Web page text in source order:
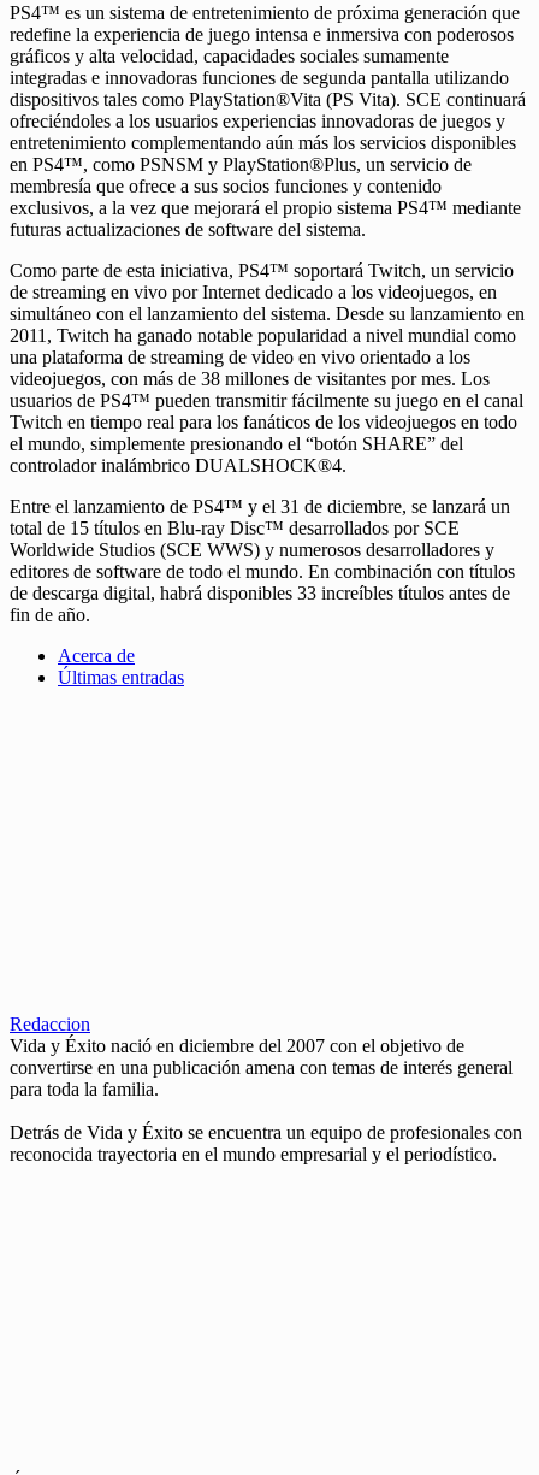
PS4™ es un sistema de entretenimiento de próxima generación que
redefine la experiencia de juego intensa e inmersiva con poderosos
gráficos y alta velocidad, capacidades sociales sumamente
integradas e innovadoras funciones de segunda pantalla utilizando
dispositivos tales como PlayStation®Vita (PS Vita). SCE continuará
ofreciéndoles a los usuarios experiencias innovadoras de juegos y
entretenimiento complementando aún más los servicios disponibles
en PS4™, como PSNSM y PlayStation®Plus, un servicio de
membresía que ofrece a sus socios funciones y contenido
exclusivos, a la vez que mejorará el propio sistema PS4™ mediante
futuras actualizaciones de software del sistema.
Como parte de esta iniciativa, PS4™ soportará Twitch, un servicio
de streaming en vivo por Internet dedicado a los videojuegos, en
simultáneo con el lanzamiento del sistema. Desde su lanzamiento en
2011, Twitch ha ganado notable popularidad a nivel mundial como
una plataforma de streaming de video en vivo orientado a los
videojuegos, con más de 38 millones de visitantes por mes. Los
usuarios de PS4™ pueden transmitir fácilmente su juego en el canal
Twitch en tiempo real para los fanáticos de los videojuegos en todo
el mundo, simplemente presionando el “botón SHARE” del
controlador inalámbrico DUALSHOCK®4.
Entre el lanzamiento de PS4™ y el 31 de diciembre, se lanzará un
total de 15 títulos en Blu-ray Disc™ desarrollados por SCE
Worldwide Studios (SCE WWS) y numerosos desarrolladores y
editores de software de todo el mundo. En combinación con títulos
de descarga digital, habrá disponibles 33 increíbles títulos antes de
fin de año.
Acerca de
Últimas entradas
Redaccion
Vida y Éxito nació en diciembre del 2007 con el objetivo de
convertirse en una publicación amena con temas de interés general
para toda la familia.
Detrás de Vida y Éxito se encuentra un equipo de profesionales con
reconocida trayectoria en el mundo empresarial y el periodístico.